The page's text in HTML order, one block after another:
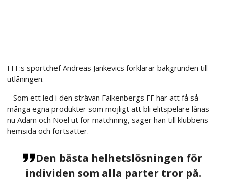
FFF:s sportchef Andreas Jankevics förklarar bakgrunden till
utlåningen.
– Som ett led i den strävan Falkenbergs FF har att få så
många egna produkter som möjligt att bli elitspelare lånas
nu Adam och Noel ut för matchning, säger han till klubbens
hemsida och fortsätter.
Den bästa helhetslösningen för
individen som alla parter tror på.